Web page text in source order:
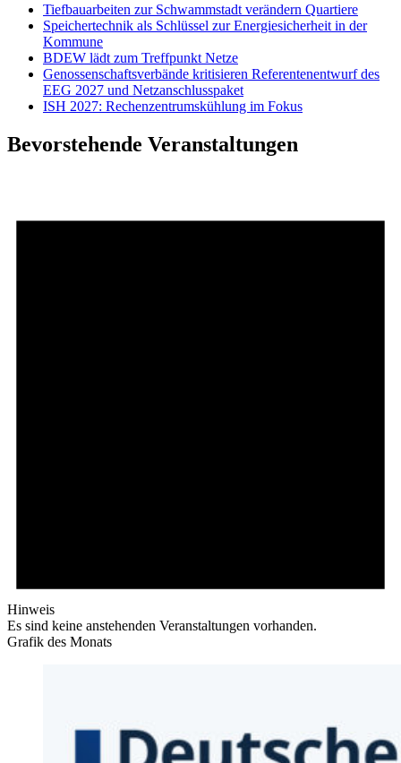
Tiefbauarbeiten zur Schwammstadt verändern Quartiere
Speichertechnik als Schlüssel zur Energiesicherheit in der
Kommune
BDEW lädt zum Treffpunkt Netze
Genossenschaftsverbände kritisieren Referentenentwurf des
EEG 2027 und Netzanschlusspaket
ISH 2027: Rechenzentrumskühlung im Fokus
Bevorstehende Veranstaltungen
Hinweis
Es sind keine anstehenden Veranstaltungen vorhanden.
Grafik des Monats